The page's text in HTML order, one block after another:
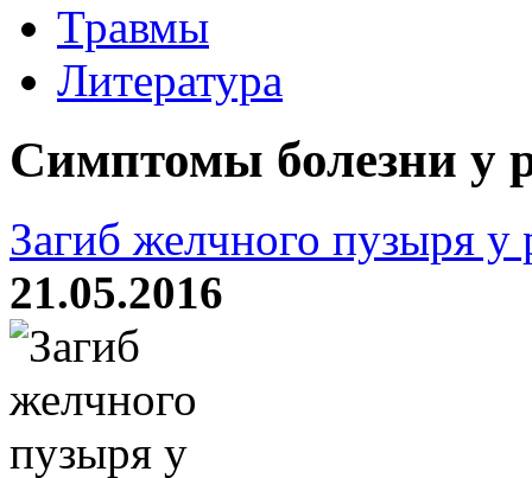
Травмы
Литература
Симптомы болезни у
Загиб желчного пузыря у
21.05.2016